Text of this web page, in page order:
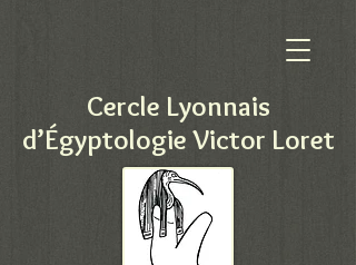
Cercle Lyonnais
d’Égyptologie Victor Loret